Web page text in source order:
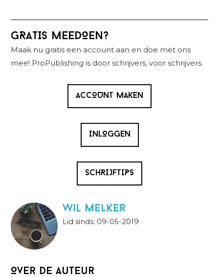
Primaire
Sidebar
GRATIS MEEDOEN?
Maak nu gratis een account aan en doe met ons
mee! ProPublishing is door schrijvers, voor schrijvers.
ACCOUNT MAKEN
INLOGGEN
SCHRIJFTIPS
wil melker
Lid sinds: 09-05-2019
Over de auteur